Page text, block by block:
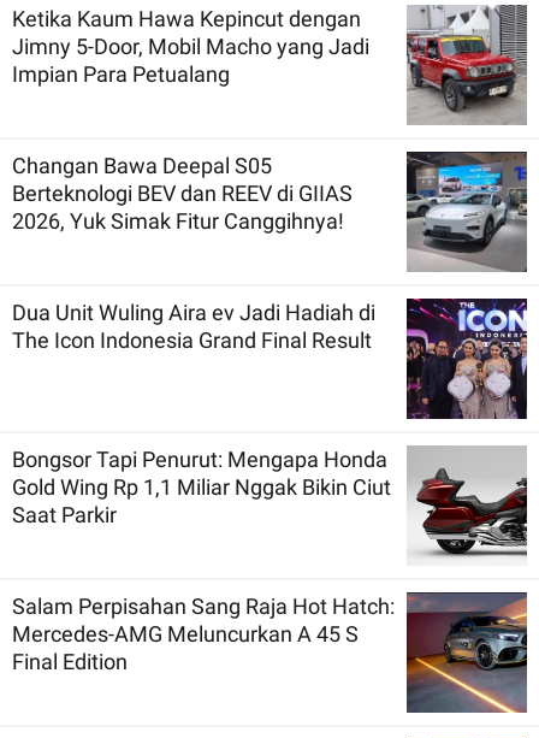
Ketika Kaum Hawa Kepincut dengan
Jimny 5-Door, Mobil Macho yang Jadi
Impian Para Petualang
Changan Bawa Deepal S05
Berteknologi BEV dan REEV di GIIAS
2026, Yuk Simak Fitur Canggihnya!
Dua Unit Wuling Aira ev Jadi Hadiah di
The Icon Indonesia Grand Final Result
Bongsor Tapi Penurut: Mengapa Honda
Gold Wing Rp 1,1 Miliar Nggak Bikin Ciut
Saat Parkir
Salam Perpisahan Sang Raja Hot Hatch:
Mercedes-AMG Meluncurkan A 45 S
Final Edition